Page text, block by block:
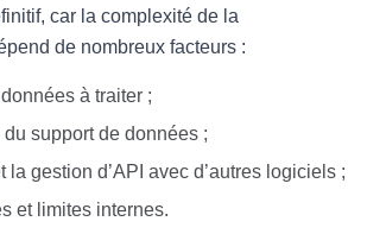
car la complexité de la
de nombreux facteurs :
à traiter ;
du support de données ;
la gestion d’API avec d’autres logiciels ;
et limites internes.